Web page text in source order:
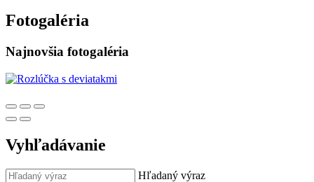
Fotogaléria
Najnovšia fotogaléria
Vyhľadávanie
Hľadaný výraz